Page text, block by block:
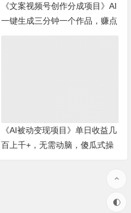
《文案视频号创作分成项目》AI
一键生成三分钟一个作品，赚点
《AI被动变现项目》单日收益几
百上千+，无需动脑，傻瓜式操
作